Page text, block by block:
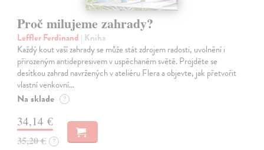
Proč milujeme zahrady?
Leffler Ferdinand | Kniha
Každý kout vaší zahrady se může stát zdrojem radosti, uvolnění i
přirozeným antidepresivem v uspěchaném světě. Projděte se
desítkou zahrad navržených v ateliéru Flera a objevte, jak přetvořit
vlastní venkovní…
Na sklade ?
34,14 €
35,20 € ?